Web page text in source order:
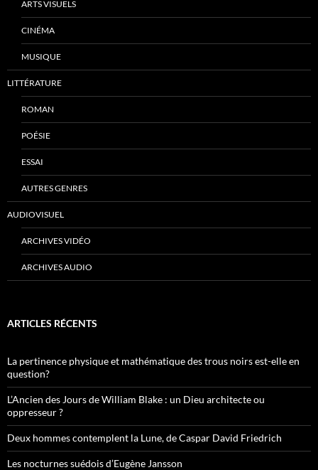
ARTS VISUELS
CINÉMA
MUSIQUE
LITTÉRATURE
ROMAN
POÉSIE
ESSAI
AUTRES GENRES
AUDIOVISUEL
ARCHIVES VIDÉO
ARCHIVES AUDIO
ARTICLES RÉCENTS
La pertinence physique et mathématique des trous noirs est-elle en
question?
L’Ancien des Jours de William Blake : un Dieu architecte ou
oppresseur ?
Deux hommes contemplent la Lune, de Caspar David Friedrich
Les nocturnes suédois d’Eugène Jansson